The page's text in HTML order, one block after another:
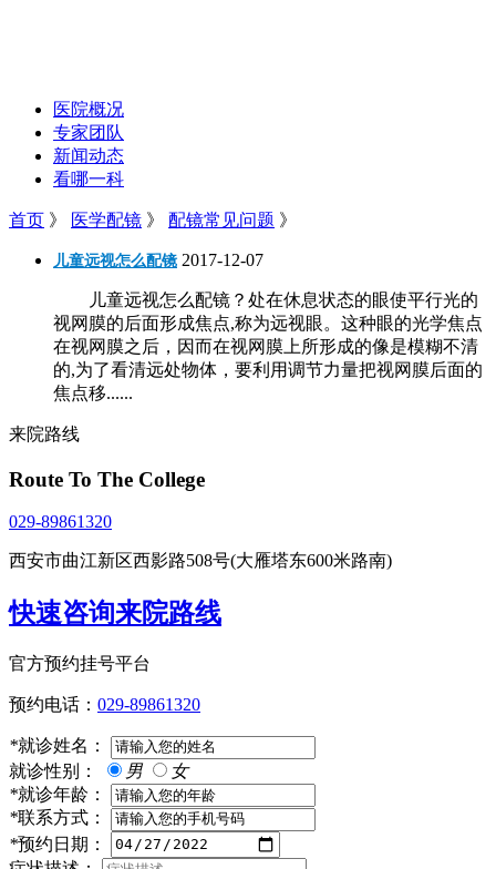
医院概况
专家团队
新闻动态
看哪一科
首页 》 医学配镜 》 配镜常见问题 》
儿童远视怎么配镜 2017-12-07
儿童远视怎么配镜？处在休息状态的眼使平行光的
视网膜的后面形成焦点,称为远视眼。这种眼的光学焦点
在视网膜之后，因而在视网膜上所形成的像是模糊不清
的,为了看清远处物体，要利用调节力量把视网膜后面的
焦点移......
来院路线
Route To The College
029-89861320
西安市曲江新区西影路508号(大雁塔东600米路南)
快速咨询来院路线
官方预约挂号平台
预约电话： 029-89861320
*就诊姓名：
就诊性别：
男
女
*就诊年龄：
*联系方式：
*预约日期：